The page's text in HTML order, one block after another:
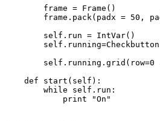
        frame = Frame()
frame.pack(padx = 50,
        self.run = IntVar()
self.running.grid(row=0
    def start(self):
        while self.run:
            print "On"